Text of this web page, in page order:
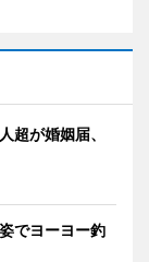
が婚姻届、
でヨーヨー釣